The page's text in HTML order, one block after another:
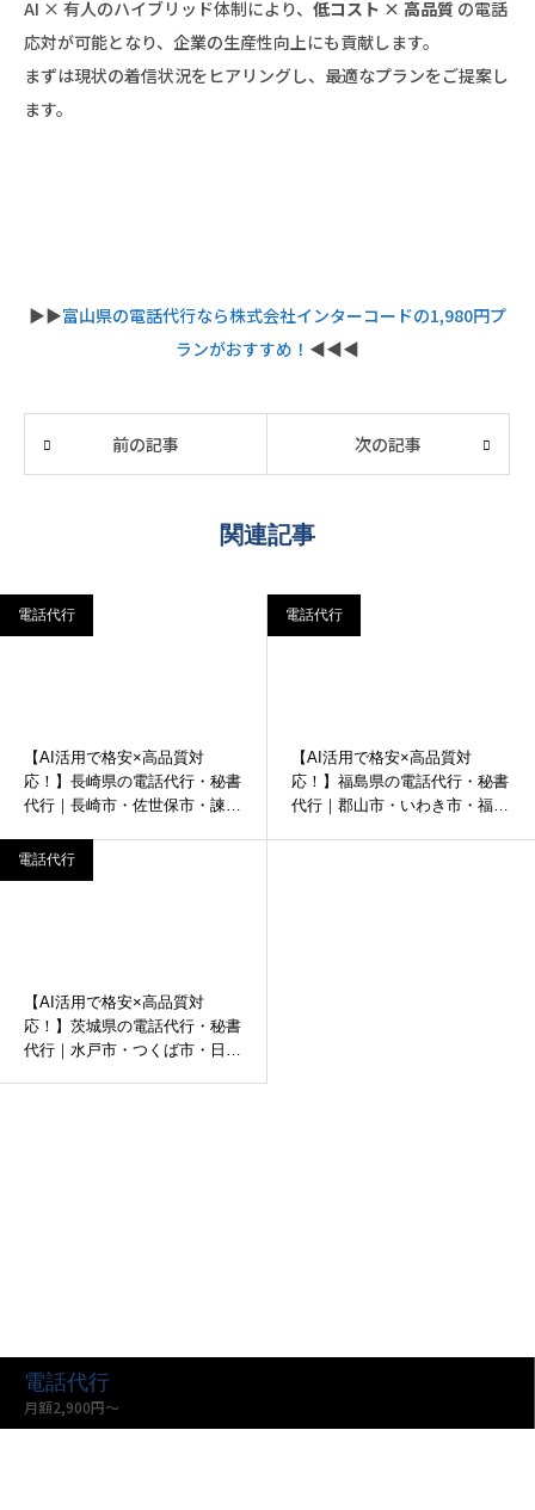
AI × 有人のハイブリッド体制により、 低コスト × 高品質 の電話
応対が可能となり、企業の生産性向上にも貢献します。
まずは現状の着信状況をヒアリングし、最適なプランをご提案し
ます。
▶︎▶︎富山県の電話代行なら株式会社インターコードの1,980円プ
ランがおすすめ！ ◀︎◀︎◀︎
前の記事 次の記事
関連記事
電話代行
【AI活用で格安×高品質対
応！】長崎県の電話代行・秘書
代行｜長崎市・佐世保市・諫早
電話代行
【AI活用で格安×高品質対
応！】福島県の電話代行・秘書
代行｜郡山市・いわき市・福島
電話代行
【AI活用で格安×高品質対
応！】茨城県の電話代行・秘書
代行｜水戸市・つくば市・日立
電話代行
月額2,900円〜